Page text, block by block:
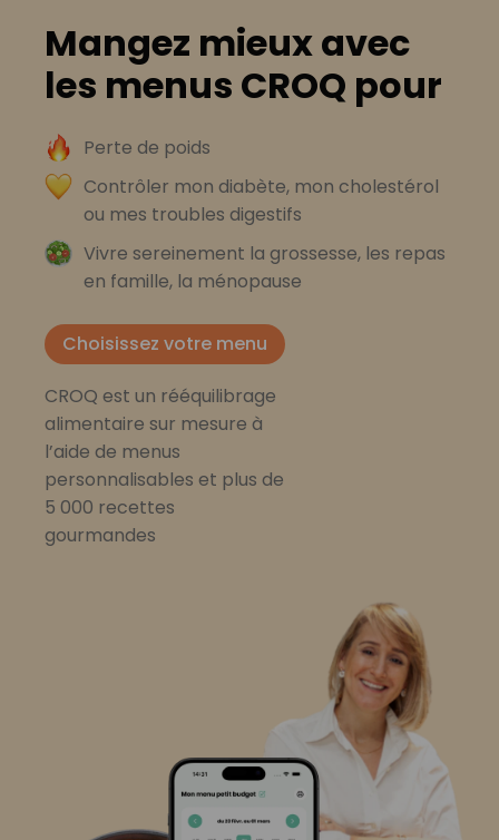
Mangez mieux avec
les menus CROQ pour
Perte de poids
Contrôler mon diabète, mon cholestérol
ou mes troubles digestifs
Vivre sereinement la grossesse, les repas
en famille, la ménopause
Choisissez votre menu
CROQ est un rééquilibrage
alimentaire sur mesure à
l’aide de menus
personnalisables et plus de
5 000 recettes
gourmandes